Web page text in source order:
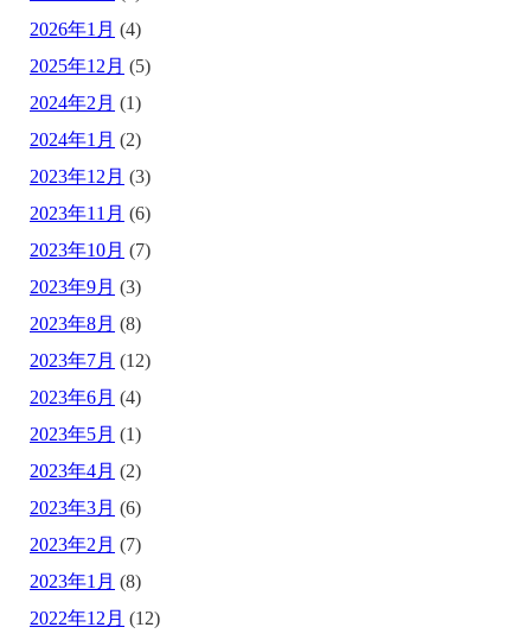
2026年1月 (4)
2025年12月 (5)
2024年2月 (1)
2024年1月 (2)
2023年12月 (3)
2023年11月 (6)
2023年10月 (7)
2023年9月 (3)
2023年8月 (8)
2023年7月 (12)
2023年6月 (4)
2023年5月 (1)
2023年4月 (2)
2023年3月 (6)
2023年2月 (7)
2023年1月 (8)
2022年12月 (12)